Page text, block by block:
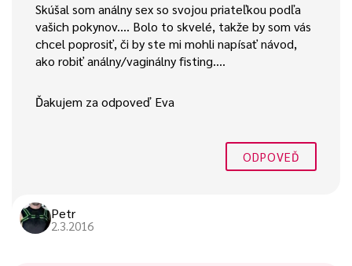
Skúšal som análny sex so svojou priateľkou podľa
vašich pokynov…. Bolo to skvelé, takže by som vás
chcel poprosiť, či by ste mi mohli napísať návod,
ako robiť análny/vaginálny fisting….
Ďakujem za odpoveď Eva
ODPOVEĎ
Petr
2.3.2016